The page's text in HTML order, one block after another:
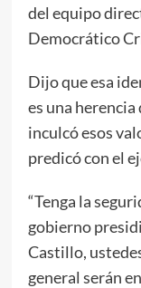
del equipo
Democrático
Dijo que esa
es una
inculcó esos
predicó con el
“Tenga la
gobierno
Castillo,
general serán